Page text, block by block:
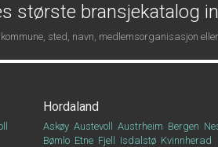
største bransjekatalog
sted, navn, medlemsorganisasjon
Hordaland
Askøy Austevoll Austrheim Bergen
Bømlo Etne Fjell Isdalstø Kvinnherad